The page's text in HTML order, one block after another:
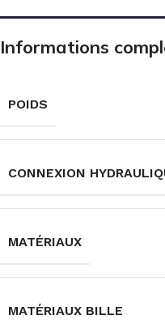
Informations
POIDS
CONNEXION
MATÉRIAUX
MATÉRIAUX BILLE